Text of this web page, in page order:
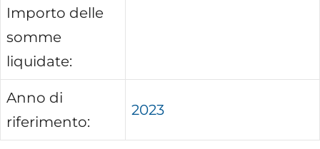
Importo delle
somme
liquidate:
Anno di
riferimento:
2023